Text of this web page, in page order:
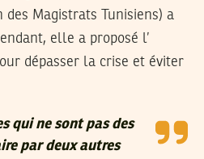
des Magistrats Tunisiens) a
elle a proposé l’
dépasser la crise et éviter
qui ne sont pas des
par deux autres